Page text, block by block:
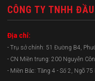
CÔNG TY TNHH
Địa chỉ:
- Trụ sở chính: 51 Đường B4,
- CN Miền trung: 200 Nguyễn
- Miền Bắc: Tầng 4 - Số 2, Ngõ